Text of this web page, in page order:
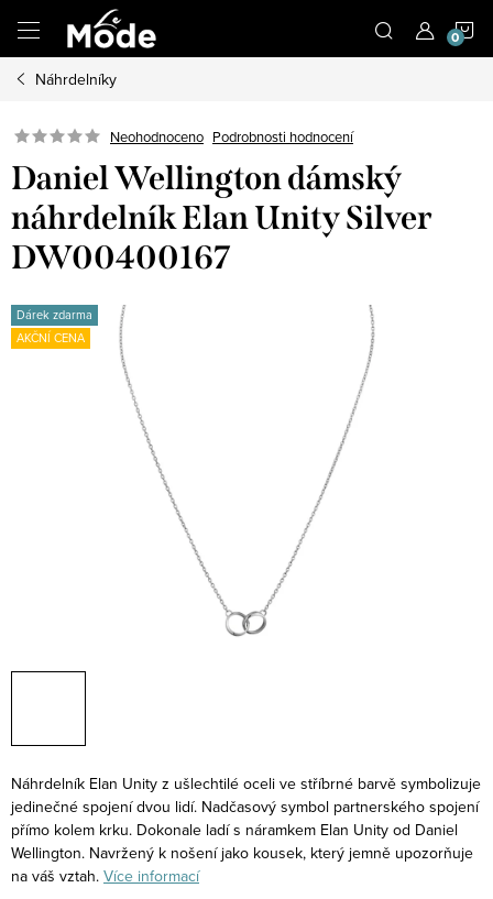
obsah
Náhrdelníky
Neohodnoceno Podrobnosti hodnocení
Daniel Wellington dámský
náhrdelník Elan Unity Silver
DW00400167
Dárek zdarma
AKČNÍ CENA
Náhrdelník Elan Unity z ušlechtilé oceli ve stříbrné barvě symbolizuje
jedinečné spojení dvou lidí. Nadčasový symbol partnerského spojení
přímo kolem krku. Dokonale ladí s náramkem Elan Unity od Daniel
Wellington. Navržený k nošení jako kousek, který jemně upozorňuje
na váš vztah. Více informací